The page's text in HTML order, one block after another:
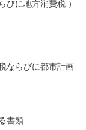
に地方消費税 ）
ならびに都市計画
書類